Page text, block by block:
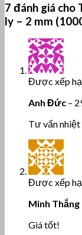
7 đánh giá cho
ly – 2 mm
Được xếp
Anh Đức –
Tư vấn nhiệt
Được xếp
Minh Thắng
Giá tốt!